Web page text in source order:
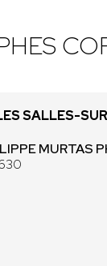
SALLES-
MURTAS